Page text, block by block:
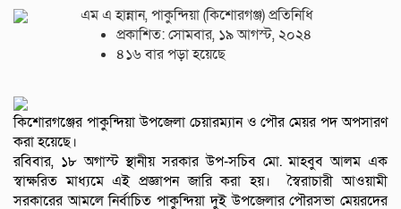
এম এ হান্নান, পাকুন্দিয়া (কিশোরগঞ্জ) প্রতিনিধি
প্রকাশিত: সোমবার, ১৯ আগস্ট, ২০২৪
৪১৬ বার পড়া হয়েছে
কিশোরগঞ্জের পাকুন্দিয়া উপজেলা চেয়ারম্যান ও পৌর মেয়র পদ অপসারণ
করা হয়েছে।
রবিবার, ১৮ অগাস্ট স্থানীয় সরকার উপ-সচিব মো. মাহবুব আলম এক
স্বাক্ষরিত মাধ্যমে এই প্রজ্ঞাপন জারি করা হয়। স্বৈরাচারী আওয়ামী
সরকারের আমলে নির্বাচিত পাকুন্দিয়া দুই উপজেলার পৌরসভা মেয়রদের